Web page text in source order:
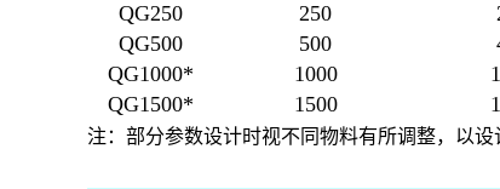
QG250
250
QG500
500
QG1000*
1000
QG1500*
1500
注：部分参数设计时视不同物料有所调整，以设